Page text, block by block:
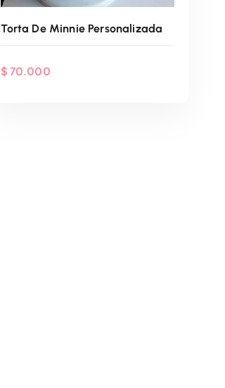
Torta De Minnie Personalizada
$ 70.000